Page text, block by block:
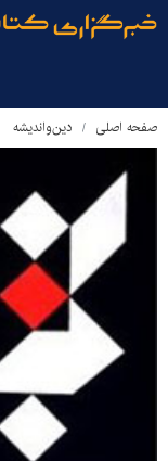
صفحه اصلی دین‌واندیشه